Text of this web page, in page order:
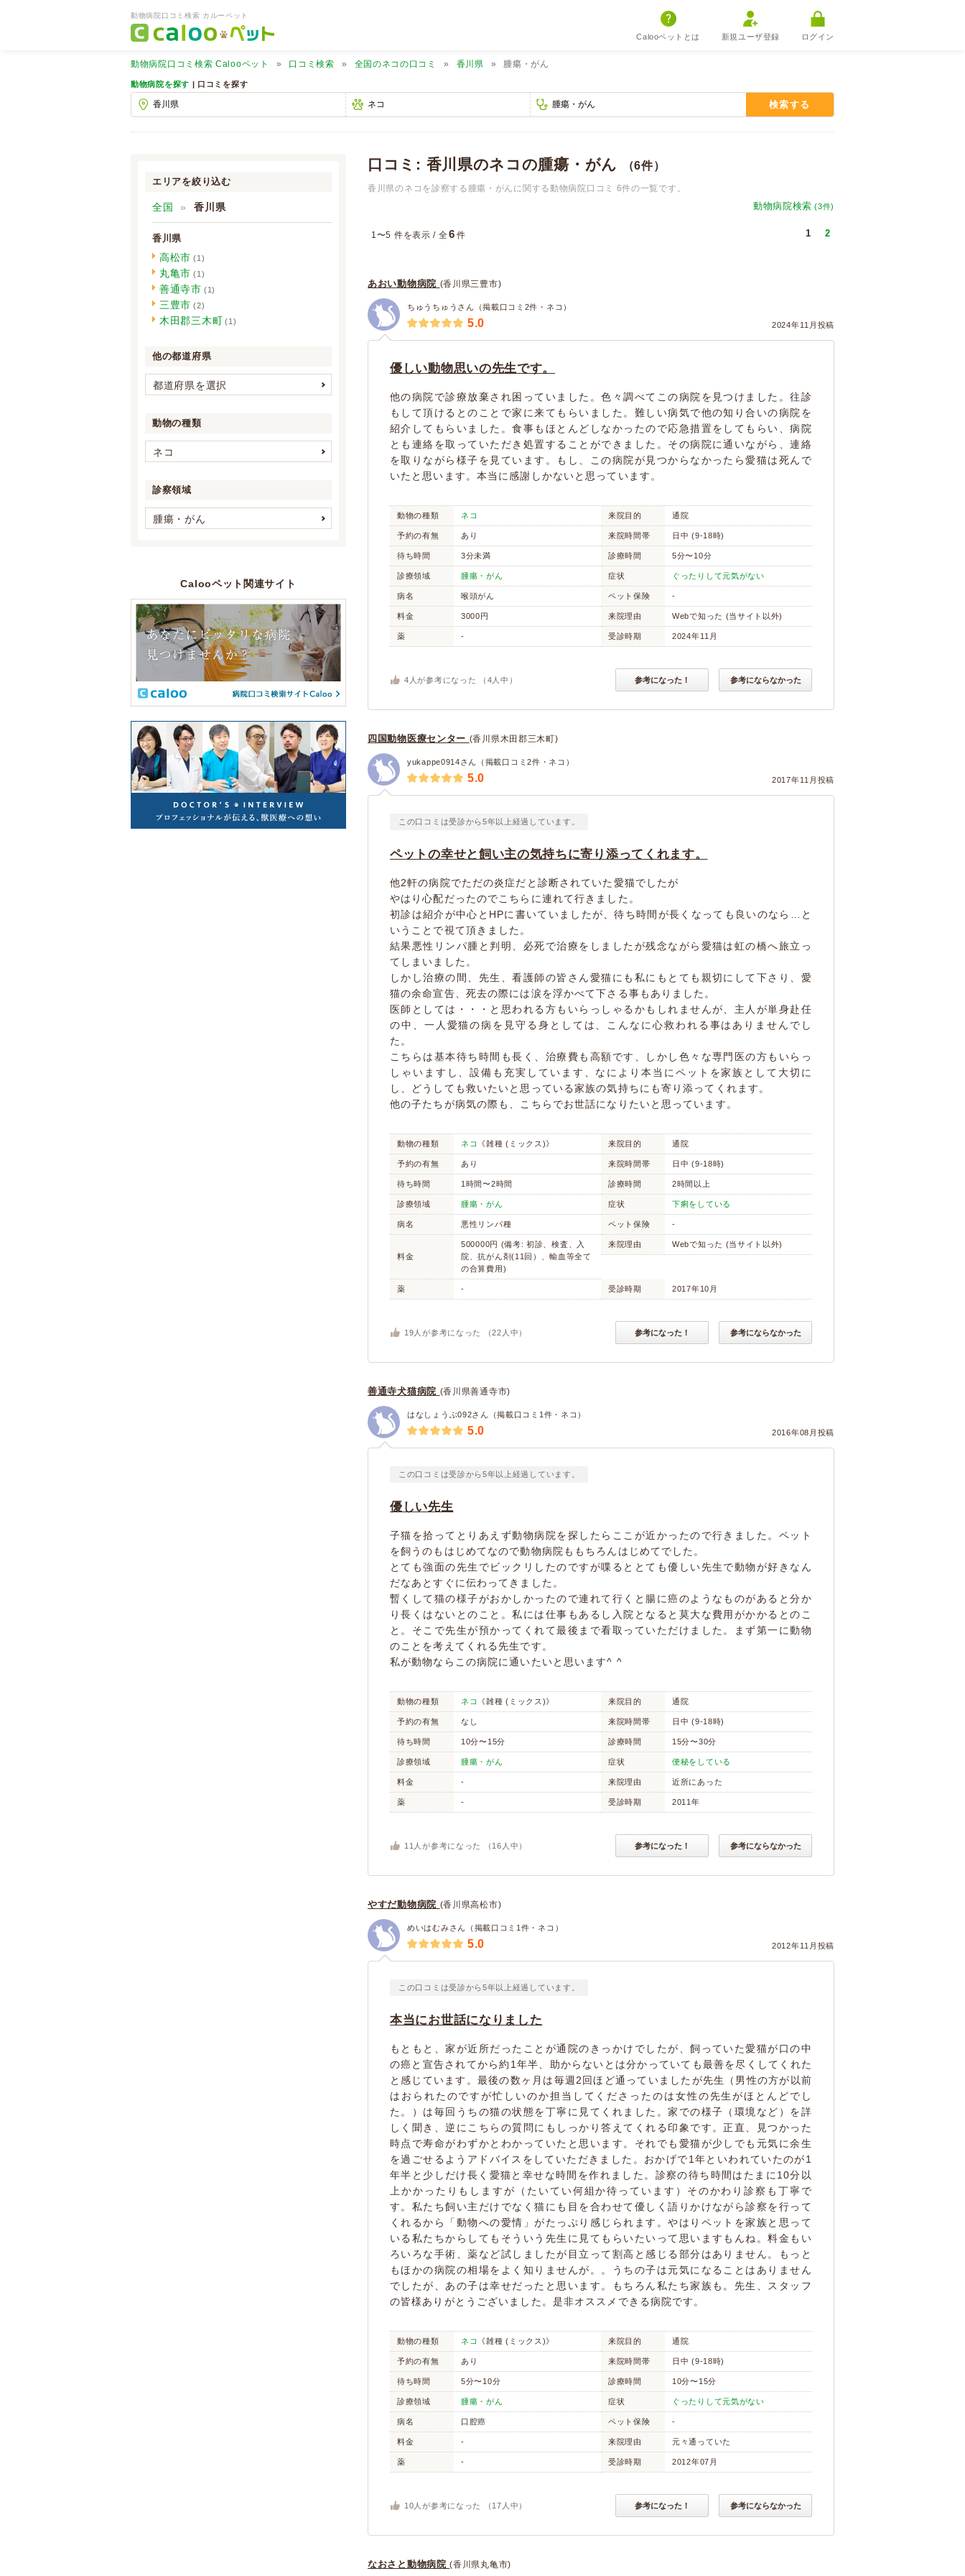
動物病院口コミ検索 カルーペット
Calooペットとは 新規ユーザ登録 ログイン
動物病院口コミ検索 Calooペット 口コミ検索 全国のネコの口コミ 香川県 腫瘍・がん
動物病院を探す | 口コミを探す
検索する
口コミ: 香川県のネコの腫瘍・がん （6件）
香川県のネコを診察する腫瘍・がんに関する動物病院口コミ 6件の一覧です。
動物病院検索 (3件)
1〜5 件を表示 / 全6 件 1 2
あおい動物病院 (香川県三豊市)
ちゅうちゅうさん（掲載口コミ2件・ネコ）
2024年11月投稿
5.0
優しい動物思いの先生です。
他の病院で診療放棄され困っていました。色々調べてこの病院を見つけました。往診
もして頂けるとのことで家に来てもらいました。難しい病気で他の知り合いの病院を
紹介してもらいました。食事もほとんどしなかったので応急措置をしてもらい、病院
とも連絡を取っていただき処置することができました。その病院に通いながら、連絡
を取りながら様子を見ています。もし、この病院が見つからなかったら愛猫は死んで
いたと思います。本当に感謝しかないと思っています。
動物の種類 ネコ 来院目的 通院
予約の有無 あり 来院時間帯 日中 (9-18時)
待ち時間 3分未満 診療時間 5分〜10分
診療領域 腫瘍・がん 症状 ぐったりして元気がない
病名 喉頭がん ペット保険 -
料金 3000円 来院理由 Webで知った (当サイト以外)
薬 - 受診時期 2024年11月
4 人が参考になった （ 4 人中） 参考になった！ 参考にならなかった
四国動物医療センター (香川県木田郡三木町)
yukappe0914さん（掲載口コミ2件・ネコ）
2017年11月投稿
5.0
この口コミは受診から5年以上経過しています。
ペットの幸せと飼い主の気持ちに寄り添ってくれます。
他2軒の病院でただの炎症だと診断されていた愛猫でしたが
やはり心配だったのでこちらに連れて行きました。
初診は紹介が中心とHPに書いていましたが、待ち時間が長くなっても良いのなら…と
いうことで視て頂きました。
結果悪性リンパ腫と判明、必死で治療をしましたが残念ながら愛猫は虹の橋へ旅立っ
てしまいました。
しかし治療の間、先生、看護師の皆さん愛猫にも私にもとても親切にして下さり、愛
猫の余命宣告、死去の際には涙を浮かべて下さる事もありました。
医師としては・・・と思われる方もいらっしゃるかもしれませんが、主人が単身赴任
の中、一人愛猫の病を見守る身としては、こんなに心救われる事はありませんでし
た。
こちらは基本待ち時間も長く、治療費も高額です、しかし色々な専門医の方もいらっ
しゃいますし、設備も充実しています、なにより本当にペットを家族として大切に
し、どうしても救いたいと思っている家族の気持ちにも寄り添ってくれます。
他の子たちが病気の際も、こちらでお世話になりたいと思っています。
動物の種類 ネコ 《雑種 (ミックス)》 来院目的 通院
予約の有無 あり 来院時間帯 日中 (9-18時)
待ち時間 1時間〜2時間 診療時間 2時間以上
診療領域 腫瘍・がん 症状 下痢をしている
病名 悪性リンパ種 ペット保険 -
料金
500000円 (備考: 初診、検査、入
院、抗がん剤(11回）、輸血等全て
の合算費用)
来院理由 Webで知った (当サイト以外)
薬 - 受診時期 2017年10月
19 人が参考になった （22 人中） 参考になった！ 参考にならなかった
善通寺犬猫病院 (香川県善通寺市)
はなしょうぶ092さん（掲載口コミ1件・ネコ）
2016年08月投稿
5.0
この口コミは受診から5年以上経過しています。
優しい先生
子猫を拾ってとりあえず動物病院を探したらここが近かったので行きました。ペット
を飼うのもはじめてなので動物病院ももちろんはじめてでした。
とても強面の先生でビックリしたのですが喋るととても優しい先生で動物が好きなん
だなあとすぐに伝わってきました。
暫くして猫の様子がおかしかったので連れて行くと腸に癌のようなものがあると分か
り長くはないとのこと。私には仕事もあるし入院となると莫大な費用がかかるとのこ
と。そこで先生が預かってくれて最後まで看取っていただけました。まず第一に動物
のことを考えてくれる先生です。
私が動物ならこの病院に通いたいと思います^ ^
動物の種類 ネコ 《雑種 (ミックス)》 来院目的 通院
予約の有無 なし 来院時間帯 日中 (9-18時)
待ち時間 10分〜15分 診療時間 15分〜30分
診療領域 腫瘍・がん 症状 便秘をしている
料金 - 来院理由 近所にあった
薬 - 受診時期 2011年
11 人が参考になった （ 16 人中） 参考になった！ 参考にならなかった
やすだ動物病院 (香川県高松市)
めいはむみさん（掲載口コミ1件・ネコ）
2012年11月投稿
5.0
この口コミは受診から5年以上経過しています。
本当にお世話になりました
もともと、家が近所だったことが通院のきっかけでしたが、飼っていた愛猫が口の中
の癌と宣告されてから約1年半、助からないとは分かっていても最善を尽くしてくれた
と感じています。最後の数ヶ月は毎週2回ほど通っていましたが先生（男性の方が以前
はおられたのですが忙しいのか担当してくださったのは女性の先生がほとんどでし
た。）は毎回うちの猫の状態を丁寧に見てくれました。家での様子（環境など）を詳
しく聞き、逆にこちらの質問にもしっかり答えてくれる印象です。正直、見つかった
時点で寿命がわずかとわかっていたと思います。それでも愛猫が少しでも元気に余生
を過ごせるようアドバイスをしていただきました。おかげで1年といわれていたのが1
年半と少しだけ長く愛猫と幸せな時間を作れました。診察の待ち時間はたまに10分以
上かかったりもしますが（たいてい何組か待っています）そのかわり診察も丁寧で
す。私たち飼い主だけでなく猫にも目を合わせて優しく語りかけながら診察を行って
くれるから「動物への愛情」がたっぷり感じられます。やはりペットを家族と思って
いる私たちからしてもそういう先生に見てもらいたいって思いますもんね。料金もい
ろいろな手術、薬など試しましたが目立って割高と感じる部分はありません。もっと
もほかの病院の相場をよく知りませんが。。うちの子は元気になることはありません
でしたが、あの子は幸せだったと思います。もちろん私たち家族も。先生、スタッフ
の皆様ありがとうございました。是非オススメできる病院です。
動物の種類 ネコ 《雑種 (ミックス)》 来院目的 通院
予約の有無 あり 来院時間帯 日中 (9-18時)
待ち時間 5分〜10分 診療時間 10分〜15分
診療領域 腫瘍・がん 症状 ぐったりして元気がない
病名 口腔癌 ペット保険 -
料金 - 来院理由 元々通っていた
薬 - 受診時期 2012年07月
10 人が参考になった （ 17 人中） 参考になった！ 参考にならなかった
なおさと動物病院(香川県丸亀市)
エリアを絞り込む
全国 香川県
香川県
高松市 (1)
丸亀市 (1)
善通寺市 (1)
三豊市 (2)
木田郡三木町 (1)
他の都道府県
都道府県を選択
北海道 (19) 岩手県 (2)
宮城県 (10) 秋田県 (1)
福島県 (2) 茨城県 (9)
栃木県 (3) 群馬県 (4)
埼玉県 千葉県
東京都 (68) 神奈川県 (41)
新潟県 (1) 富山県 (1)
石川県 (1) 福井県 (1)
山梨県 (1) 岐阜県 (10)
静岡県 (5) 愛知県 (28)
三重県 (8) 滋賀県 (4)
京都府 (6) 大阪府 (31)
兵庫県 (21) 和歌山県 (1)
広島県 (13) 山口県
長崎県 (2) 熊本県 (1)
鹿児島県 (1)
動物の種類
ネコ
(8) ネコ (6)
(0)
(0)
(0)
フィンチ インコ/オウム
(0)
(0)
リ
(0)
(0)
トカゲ/ヤモリ/カメレ
オン (0)
ヘビ (0)
(0) 牛 (0)
ヤギ (0) 羊 (0)
(0)
診察領域
腫瘍・がん
歯と口腔系疾患
皮膚系疾患 (1) 脳・神経系疾患
循環器系疾患 呼吸器系疾患
消化器系疾患 肝・胆・すい臓系疾患
腎・泌尿器系疾患
血液・免疫系疾患
(0) 腫瘍・がん (6)
Calooペット関連サイト